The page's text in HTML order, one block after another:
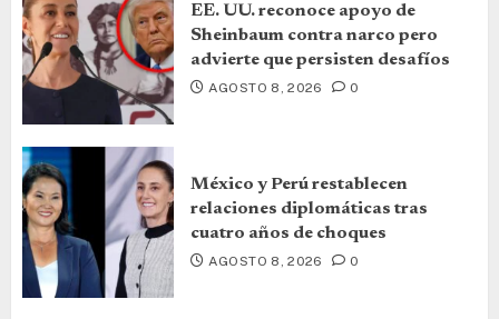
EE. UU. reconoce apoyo de
Sheinbaum contra narco pero
advierte que persisten desafíos
AGOSTO 8, 2026 0
México y Perú restablecen
relaciones diplomáticas tras
cuatro años de choques
AGOSTO 8, 2026 0